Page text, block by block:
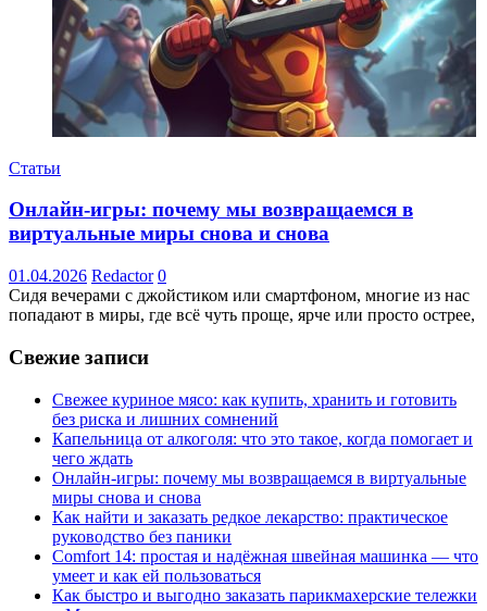
Статьи
Онлайн-игры: почему мы возвращаемся в
виртуальные миры снова и снова
01.04.2026 Redactor 0
Сидя вечерами с джойстиком или смартфоном, многие из нас
попадают в миры, где всё чуть проще, ярче или просто острее,
Свежие записи
Свежее куриное мясо: как купить, хранить и готовить
без риска и лишних сомнений
Капельница от алкоголя: что это такое, когда помогает и
чего ждать
Онлайн-игры: почему мы возвращаемся в виртуальные
миры снова и снова
Как найти и заказать редкое лекарство: практическое
руководство без паники
Comfort 14: простая и надёжная швейная машинка — что
умеет и как ей пользоваться
Как быстро и выгодно заказать парикмахерские тележки